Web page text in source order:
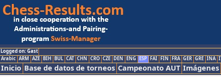
Logged on: Gast
Arabic ARM AZE BIH BUL CAT CHN CRO CZE DEN ENG ESP FAI FIN FRA GER GRE INA
Inicio Base de datos de torneos Campeonato AUT Imágenes